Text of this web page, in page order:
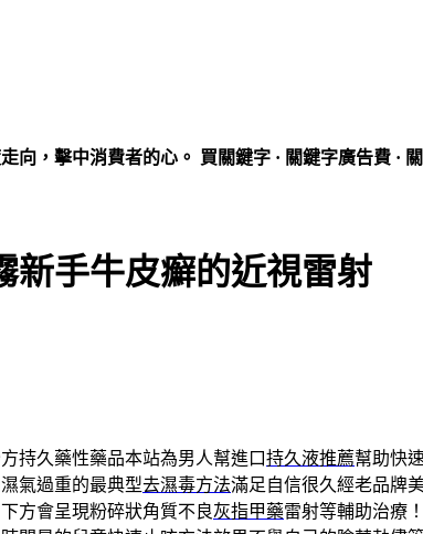
，擊中消費者的心。 買關鍵字 · 關鍵字廣告費 ·
新手牛皮癬的近視雷射
持久藥性藥品本站為男人幫進口持久液推薦幫助快
氣過重的最典型去濕毒方法滿足自信很久經老品牌
方會呈現粉碎狀角質不良灰指甲藥雷射等輔助治療